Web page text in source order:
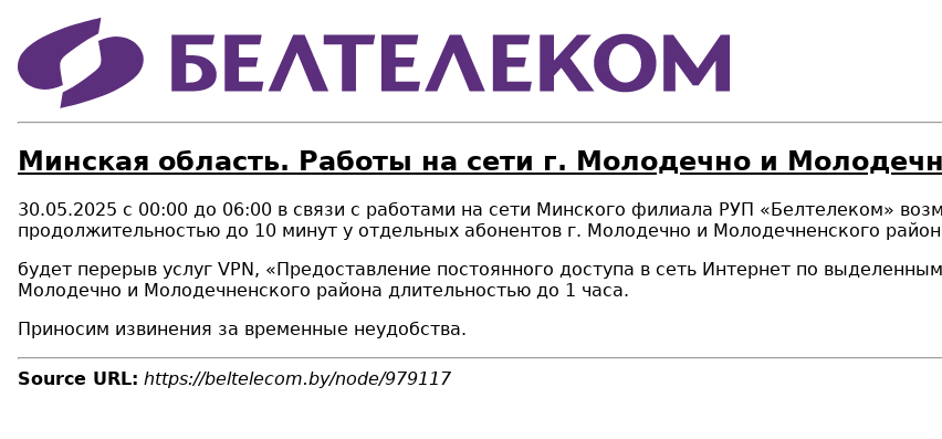
Минская область. Работы на сети г. Молодечно и
30.05.2025 с 00:00 до 06:00 в связи с работами на сети Минского филиала РУП «Белтелеком»
продолжительностью до 10 минут у отдельных абонентов г. Молодечно и Молодечненского
будет перерыв услуг VPN, «Предоставление постоянного доступа в сеть Интернет по
Молодечно и Молодечненского района длительностью до 1 часа.
Приносим извинения за временные неудобства.
Source URL: https://beltelecom.by/node/979117